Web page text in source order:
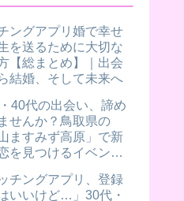
ングアプリ婚で幸せ
を送るために大切な
【総まとめ】｜出会
結婚、そして未来へ
40代の出会い、諦め
せんか？鳥取県の
ますみず高原」で新
を見つけるイベント
チングアプリ、登録
いいけど…」30代・